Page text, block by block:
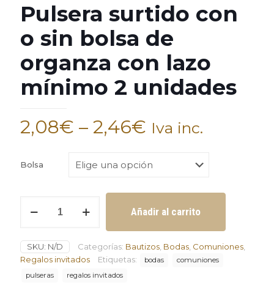
Pulsera surtido con
o sin bolsa de
organza con lazo
mínimo 2 unidades
2,08€ – 2,46€ Iva inc.
Bolsa
surtido
sin
bolsa
organza
Añadir al carrito
SKU: N/D Categorías: Bautizos Bodas Comuniones
Regalos invitados
Etiquetas: bodas
comuniones
pulseras
regalos invitados